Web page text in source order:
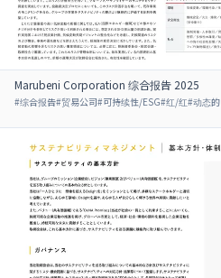
Marubeni Corporation 综合报告 2025
#综合报告#贸易公司#可持续性/ESG#红/红#动态的